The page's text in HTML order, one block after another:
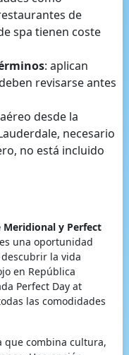
de
spa tienen coste
: aplican
revisarse antes
desde la
necesario
no está incluido
Meridional y Perfect
una oportunidad
la vida
en República
Perfect Day at
las comodidades
que combina cultura,